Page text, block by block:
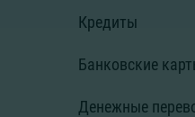
Кредиты
Банковские
Денежные